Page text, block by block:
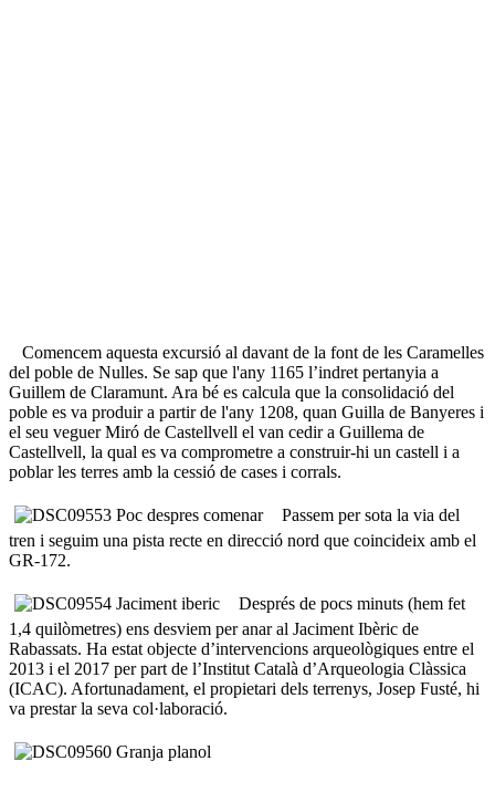
Comencem aquesta excursió al davant de la font de les Caramelles
del poble de Nulles. Se sap que l'any 1165 l’indret pertanyia a
Guillem de Claramunt. Ara bé es calcula que la consolidació del
poble es va produir a partir de l'any 1208, quan Guilla de Banyeres i
el seu veguer Miró de Castellvell el van cedir a Guillema de
Castellvell, la qual es va comprometre a construir-hi un castell i a
poblar les terres amb la cessió de cases i corrals.
Passem per sota la via del
tren i seguim una pista recte en direcció nord que coincideix amb el
GR-172.
Després de pocs minuts (hem fet
1,4 quilòmetres) ens desviem per anar al Jaciment Ibèric de
Rabassats. Ha estat objecte d’intervencions arqueològiques entre el
2013 i el 2017 per part de l’Institut Català d’Arqueologia Clàssica
(ICAC). Afortunadament, el propietari dels terrenys, Josep Fusté, hi
va prestar la seva col·laboració.